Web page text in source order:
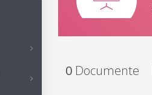
0 Documente